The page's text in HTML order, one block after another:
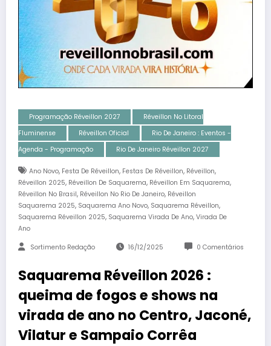
Programação Réveillon 2027
Réveillon No Litoral
Fluminense
Réveillon Oficial
Rio De Janeiro : Eventos -
Agenda - Programação
Rio De Janeiro Réveillon 2027
Ano Novo, Festa De Réveillon, Festas De Réveillon, Réveillon,
Réveillon 2025, Réveillon De Saquarema, Réveillon Em Saquarema,
Réveillon No Brasil, Réveillon No Rio De Janeiro, Réveillon
Saquarema 2025, Saquarema Ano Novo, Saquarema Réveillon,
Saquarema Réveillon 2025, Saquarema Virada De Ano, Virada De
Ano
Sortimento Redação 16/12/2025 0 Comentários
Saquarema Réveillon 2026 :
queima de fogos e shows na
virada de ano no Centro, Jaconé,
Vilatur e Sampaio Corrêa